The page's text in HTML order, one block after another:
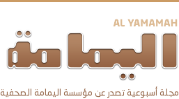
مجلة أسبوعية تصدر عن مؤسسة اليمامة الصحفية